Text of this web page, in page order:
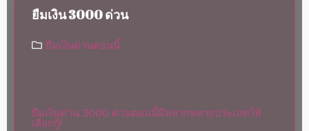
ยืมเงิน 3000 ด่วน
ยืมเงินด่วนตอนนี้
ยืมเงินด่วน 3000 ด่วนตอนนี้มีหลากหลายประเภทให้
เลือกกู้!